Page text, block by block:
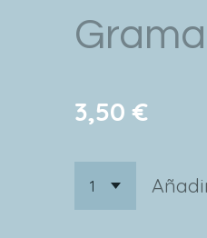
3,50 €